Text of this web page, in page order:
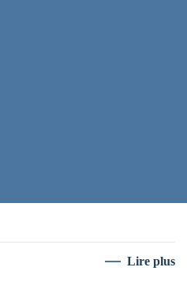
Lire plus